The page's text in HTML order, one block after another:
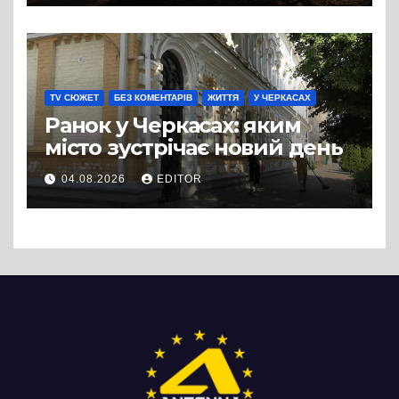
вулиці Надпільної
TV СЮЖЕТ БЕЗ КОМЕНТАРІВ ЖИТТЯ У ЧЕРКАСАХ
Ранок у Черкасах: яким
місто зустрічає новий день
04.08.2026 EDITOR